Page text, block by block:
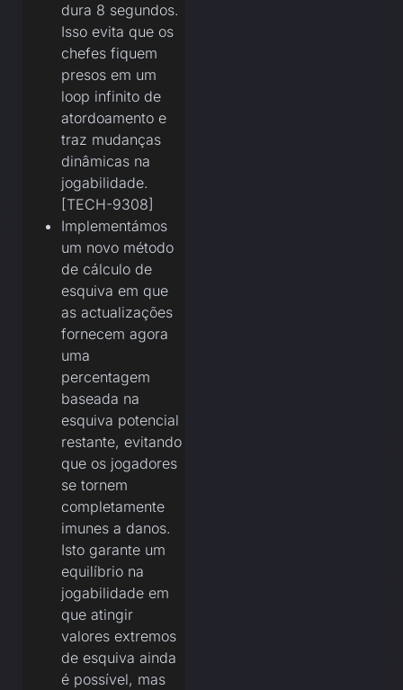
dura 8 segundos.
Isso evita que os
chefes fiquem
presos em um
loop infinito de
atordoamento e
traz mudanças
dinâmicas na
jogabilidade.
[TECH-9308]
Implementámos
um novo método
de cálculo de
esquiva em que
as actualizações
fornecem agora
uma
percentagem
baseada na
esquiva potencial
restante, evitando
que os jogadores
se tornem
completamente
imunes a danos.
Isto garante um
equilíbrio na
jogabilidade em
que atingir
valores extremos
de esquiva ainda
é possível, mas